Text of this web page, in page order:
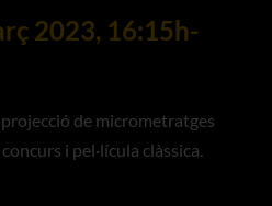
2023, 16:15h-
de micrometratges
i pel·lícula clàssica.